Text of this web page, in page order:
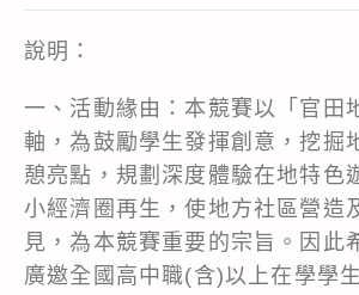
說明：
一、活動緣由：本競賽以「官田
軸，為鼓勵學生發揮創意，挖掘
憩亮點，規劃深度體驗在地特色
小經濟圈再生，使地方社區營造
見，為本競賽重要的宗旨。因此
廣邀全國高中職(含)以上在學學